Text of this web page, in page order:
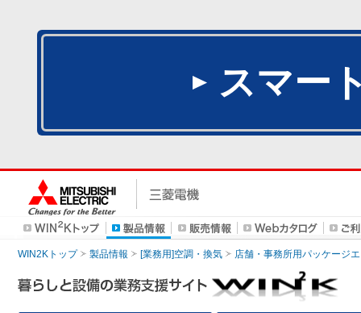
スマー
WIN2Kトップ 製品情報 [業務用]空調・換気 店舗・事務所用パッケージ